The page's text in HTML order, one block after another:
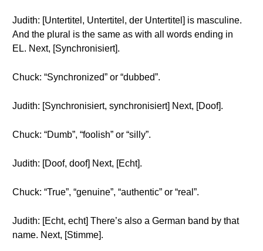
Judith: [Untertitel, Untertitel, der Untertitel] is masculine.
And the plural is the same as with all words ending in
EL. Next, [Synchronisiert].
Chuck: “Synchronized” or “dubbed”.
Judith: [Synchronisiert, synchronisiert] Next, [Doof].
Chuck: “Dumb”, “foolish” or “silly”.
Judith: [Doof, doof] Next, [Echt].
Chuck: “True”, “genuine”, “authentic” or “real”.
Judith: [Echt, echt] There’s also a German band by that
name. Next, [Stimme].